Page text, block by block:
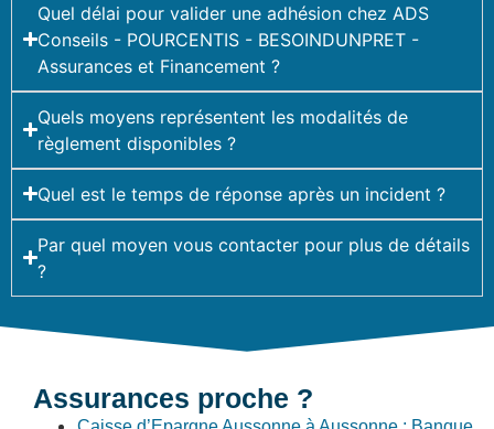
Quel délai pour valider une adhésion chez ADS
Conseils - POURCENTIS - BESOINDUNPRET -
Assurances et Financement ?
Quels moyens représentent les modalités de
règlement disponibles ?
Quel est le temps de réponse après un incident ?
Par quel moyen vous contacter pour plus de détails
?
Assurances proche ?